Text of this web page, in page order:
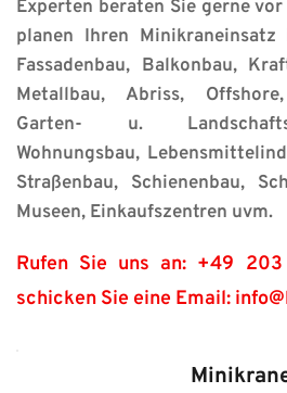
Experten beraten Sie gerne
planen Ihren
Fassadenbau, Balkonbau,
Metallbau, Abriss,
Garten- u.
Wohnungsbau,
Straßenbau, Schienenbau,
Museen, Einkaufszentren uvm.
Rufen Sie uns an: +49
schicken Sie eine Email: